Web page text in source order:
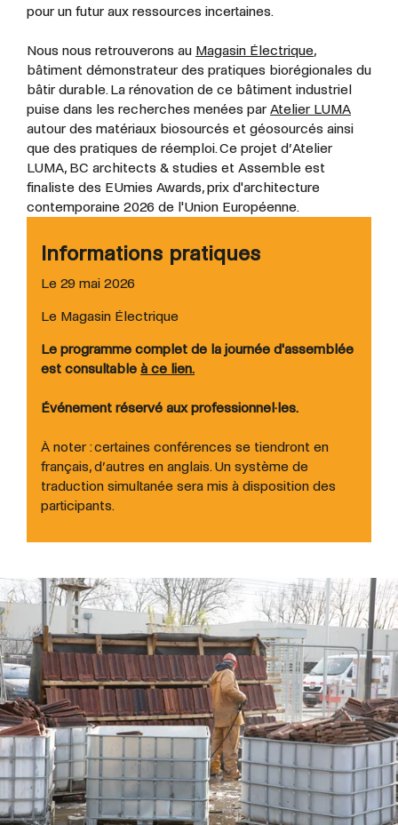
pour un futur aux ressources incertaines.
Nous nous retrouverons au Magasin Électrique,
bâtiment démonstrateur des pratiques biorégionales du
bâtir durable. La rénovation de ce bâtiment industriel
puise dans les recherches menées par Atelier LUMA
autour des matériaux biosourcés et géosourcés ainsi
que des pratiques de réemploi. Ce projet d’Atelier
LUMA, BC architects & studies et Assemble est
finaliste des EUmies Awards, prix d'architecture
contemporaine 2026 de l'Union Européenne.
Informations pratiques
Le 29 mai 2026
Le Magasin Électrique
Le programme complet de la journée d'assemblée
est consultable à ce lien.
Événement réservé aux professionnel·les.
À noter : certaines conférences se tiendront en
français, d’autres en anglais. Un système de
traduction simultanée sera mis à disposition des
participants.